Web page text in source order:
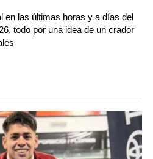
en las últimas horas y a días del
todo por una idea de un crador